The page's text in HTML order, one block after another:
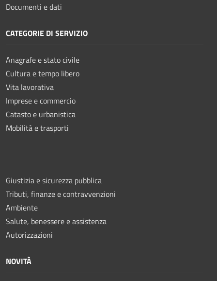
Documenti e dati
CATEGORIE DI SERVIZIO
Anagrafe e stato civile
Cultura e tempo libero
Vita lavorativa
Imprese e commercio
Catasto e urbanistica
Mobilità e trasporti
Giustizia e sicurezza pubblica
Tributi, finanze e contravvenzioni
Ambiente
Salute, benessere e assistenza
Autorizzazioni
NOVITÀ